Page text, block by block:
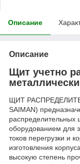
Описание
Описание
Щит учетно
ЩИТ
SAIMAN)
оборудованием для
токов перегрузки и
изготовления
высокую степень